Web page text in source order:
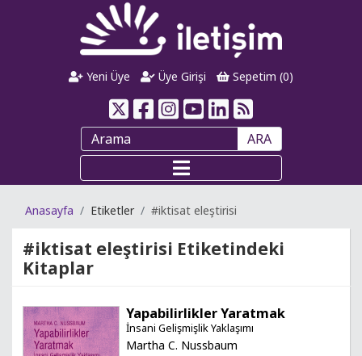
Yeni Üye Üye Girişi Sepetim (0)
ARA
Anasayfa Etiketler #iktisat eleştirisi
#iktisat eleştirisi Etiketindeki
Kitaplar
Yapabilirlikler Yaratmak
İnsani Gelişmişlik Yaklaşımı
Martha C. Nussbaum